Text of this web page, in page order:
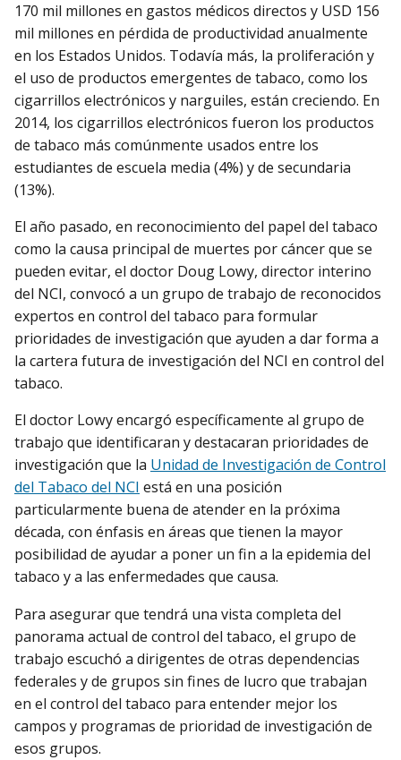
170 mil millones en gastos médicos directos y USD 156
mil millones en pérdida de productividad anualmente
en los Estados Unidos. Todavía más, la proliferación y
el uso de productos emergentes de tabaco, como los
cigarrillos electrónicos y narguiles, están creciendo. En
2014, los cigarrillos electrónicos fueron los productos
de tabaco más comúnmente usados entre los
estudiantes de escuela media (4%) y de secundaria
(13%).
El año pasado, en reconocimiento del papel del tabaco
como la causa principal de muertes por cáncer que se
pueden evitar, el doctor Doug Lowy, director interino
del NCI, convocó a un grupo de trabajo de reconocidos
expertos en control del tabaco para formular
prioridades de investigación que ayuden a dar forma a
la cartera futura de investigación del NCI en control del
tabaco.
El doctor Lowy encargó específicamente al grupo de
trabajo que identificaran y destacaran prioridades de
investigación que la Unidad de Investigación de Control
del Tabaco del NCI está en una posición
particularmente buena de atender en la próxima
década, con énfasis en áreas que tienen la mayor
posibilidad de ayudar a poner un fin a la epidemia del
tabaco y a las enfermedades que causa.
Para asegurar que tendrá una vista completa del
panorama actual de control del tabaco, el grupo de
trabajo escuchó a dirigentes de otras dependencias
federales y de grupos sin fines de lucro que trabajan
en el control del tabaco para entender mejor los
campos y programas de prioridad de investigación de
esos grupos.